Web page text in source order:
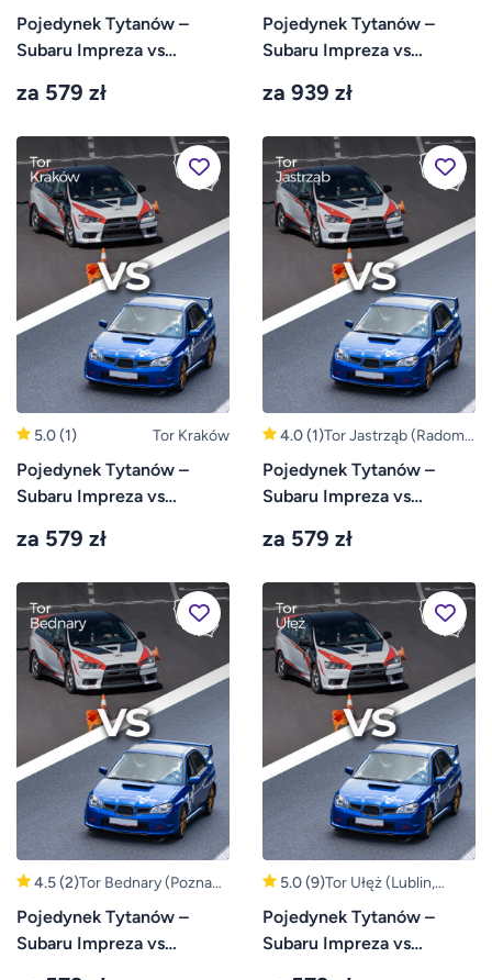
(Warszawa, Grójec)
Pojedynek Tytanów –
Subaru Impreza vs
Słomczyn
za 579 zł
Pojedynek Tytanów –
Subaru Impreza vs
Poznań
za 939 zł
5.0(1) Tor Kraków
Pojedynek Tytanów –
Subaru Impreza vs
Kraków
za 579 zł
4.0(1)Tor Jastrząb (Radom,
Kielce)
Pojedynek Tytanów –
Subaru Impreza vs
Jastrząb
za 579 zł
4.5(2)Tor Bednary (Poznań,
Gniezno)
Pojedynek Tytanów –
Subaru Impreza vs
5.0(9)Tor Ułęż (Lublin,
Warszawa)
Pojedynek Tytanów –
Subaru Impreza vs